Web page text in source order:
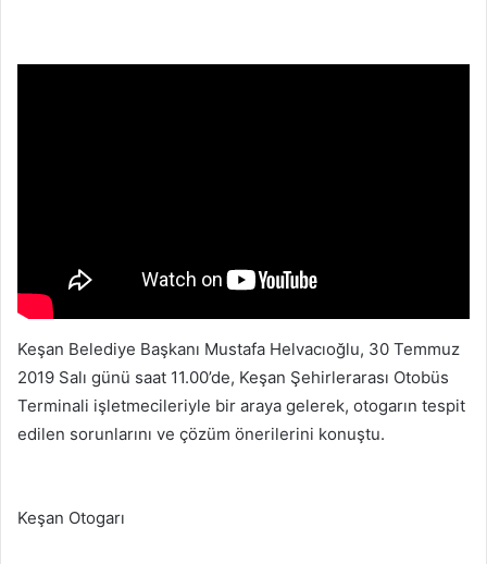
göndermek
Keşan Belediye Başkanı Mustafa Helvacıoğlu, 30 Temmuz
2019 Salı günü saat 11.00’de, Keşan Şehirlerarası Otobüs
Terminali işletmecileriyle bir araya gelerek, otogarın tespit
edilen sorunlarını ve çözüm önerilerini konuştu.
Keşan Otogarı